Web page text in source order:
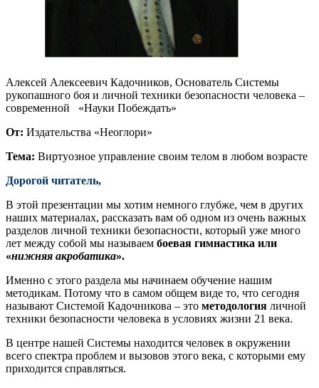
Алексей Алексеевич Кадочников, Основатель Системы
рукопашного боя и личной техники безопасности человека –
современной «Науки Побеждать»
От: Издательства «Неоглори»
Тема: Виртуозное управление своим телом в любом возрасте
Дорогой читатель,
В этой презентации мы хотим немного глубже, чем в других
наших материалах, рассказать вам об одном из очень важных
разделов личной техники безопасности, который уже много
лет между собой мы называем боевая гимнастика или
«нижняя акробатика».
Именно с этого раздела мы начинаем обучение нашим
методикам. Потому что в самом общем виде то, что сегодня
называют Системой Кадочникова – это методология личной
техники безопасности человека в условиях жизни 21 века.
В центре нашей Системы находится человек в окружении
всего спектра проблем и вызовов этого века, с которыми ему
приходится справляться.